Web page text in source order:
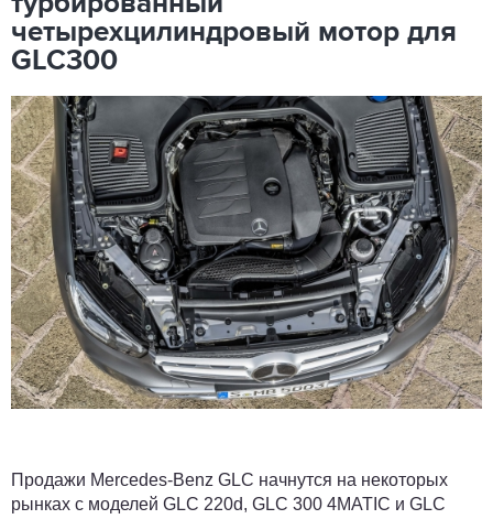
четырехцилиндровый мотор для
GLC300
Продажи Mercedes-Benz GLC начнутся на некоторых
рынках с моделей GLC 220d, GLC 300 4MATIC и GLC